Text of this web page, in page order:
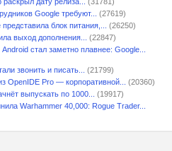
Google требуют...
(27619)
блок питания,...
(26250)
выход дополнения...
(22847)
стал заметно плавнее: Google...
звонить и писать...
(21799)
OpenIDE Pro — корпоративной...
(20360)
выпускать по 1000...
(19917)
Warhammer 40,000: Rogue Trader...